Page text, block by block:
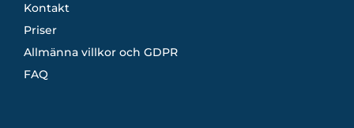
Kontakt
Priser
Allmänna villkor och GDPR
FAQ